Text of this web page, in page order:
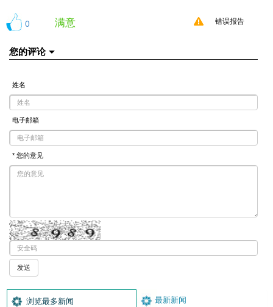
0 满意 错误报告
您的评论
姓名
电子邮箱
* 您的意见
浏览最多新闻 最新新闻